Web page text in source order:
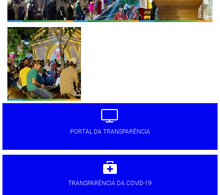
PORTAL DA TRANSPARÊNCIA
TRANSPARÊNCIA DA COVID-19